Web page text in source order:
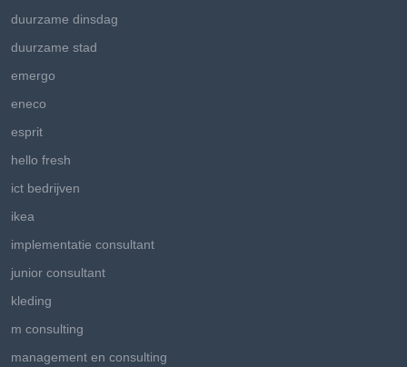
duurzame dinsdag
duurzame stad
emergo
eneco
esprit
hello fresh
ict bedrijven
ikea
implementatie consultant
junior consultant
kleding
m consulting
management en consulting